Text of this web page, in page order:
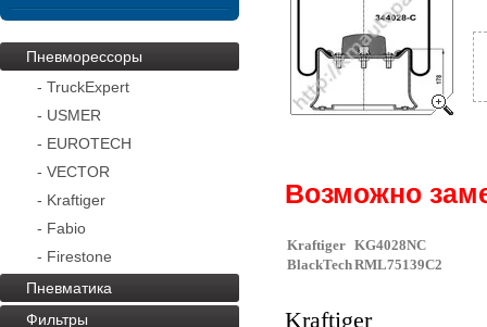
Возможно
Kraftiger KG4028NC
BlackTechRML75139C2
Kraftiger
Пневморессоры
- TruckExpert
- USMER
- EUROTECH
- VECTOR
- Kraftiger
- Fabio
- Firestone
Пневматика
Фильтры